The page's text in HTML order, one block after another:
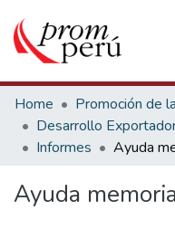
Communities & Collections
All of DSpace
Statistics
Home
Desarrollo
Informes
Ayuda